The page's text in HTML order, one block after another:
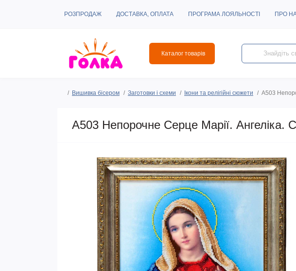
РОЗПРОДАЖ ДОСТАВКА, ОПЛАТА ПРОГРАМА ЛОЯЛЬНОСТІ ПРО
Каталог товарів
Вишивка бісером Заготовки і схеми Ікони та релігійні сюжети A503
A503 Непорочне Серце Марії. Ангеліка.